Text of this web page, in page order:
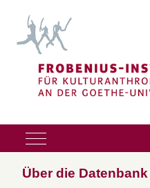
Mobile Menu Toggle
Über die Datenbank